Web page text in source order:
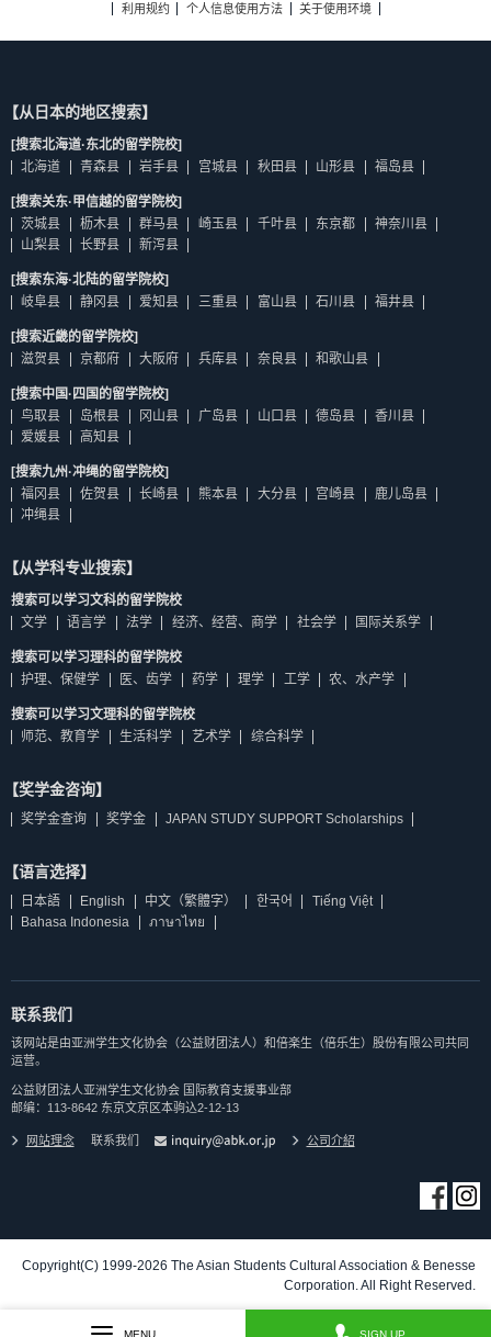
利用规约
个人信息使用方法 关于使用环境
【从日本的地区搜索】
[搜索北海道·东北的留学院校]
北海道
青森县 岩手县 宫城县 秋田县 山形县 福岛县
[搜索关东·甲信越的留学院校]
茨城县
枥木县 群马县 崎玉县 千叶县 东京都
神奈川县
山梨县
长野县 新泻县
[搜索东海·北陆的留学院校]
岐阜县
静冈县 爱知县 三重县 富山县 石川县 福井县
[搜索近畿的留学院校]
滋贺县
京都府 大阪府 兵库县 奈良县 和歌山县
[搜索中国·四国的留学院校]
鸟取县
岛根县 冈山县 广岛县 山口县 德岛县
香川县
爱媛县
高知县
[搜索九州·冲绳的留学院校]
福冈县
佐贺县 长崎县 熊本县 大分县 宫崎县
鹿儿岛县
冲绳县
【从学科专业搜索】
搜索可以学习文科的留学院校
文学
语言学 法学 经济、经营、商学 社会学 国际关系学
搜索可以学习理科的留学院校
护理、保健学
医、齿学 药学 理学 工学 农、水产学
搜索可以学习文理科的留学院校
师范、教育学
生活科学 艺术学 综合科学
【奖学金咨询】
奖学金查询 奖学金 JAPAN STUDY SUPPORT Scholarships
【语言选择】
日本語 English 中文（繁體字） 한국어
Tiếng Việt
Bahasa Indonesia
ภาษาไทย
联系我们
该网站是由亚洲学生文化协会（公益财团法人）和倍楽生（倍乐生）股份有限公司共同
运营。
公益财团法人亚洲学生文化协会 国际教育支援事业部
邮编：113-8642 东京文京区本驹込2-12-13
网站理念 联系我们 公司介紹
Copyright(C) 1999-2026 The Asian Students Cultural Association & Benesse
Corporation. All Right Reserved.
MENU